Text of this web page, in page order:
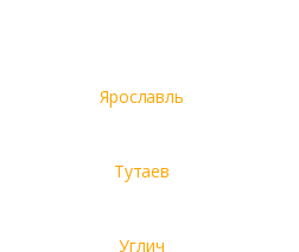
Ярославль
Тутаев
Углич